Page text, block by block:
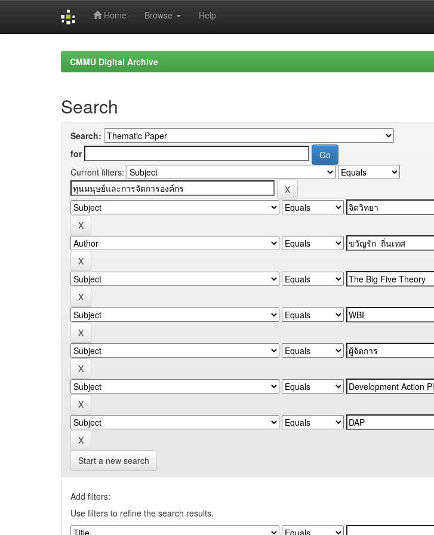
Home Browse Help
CMMU Digital Archive
Search
Search:
for
Current filters:
Start a new search
Add filters:
Use filters to refine the search results.